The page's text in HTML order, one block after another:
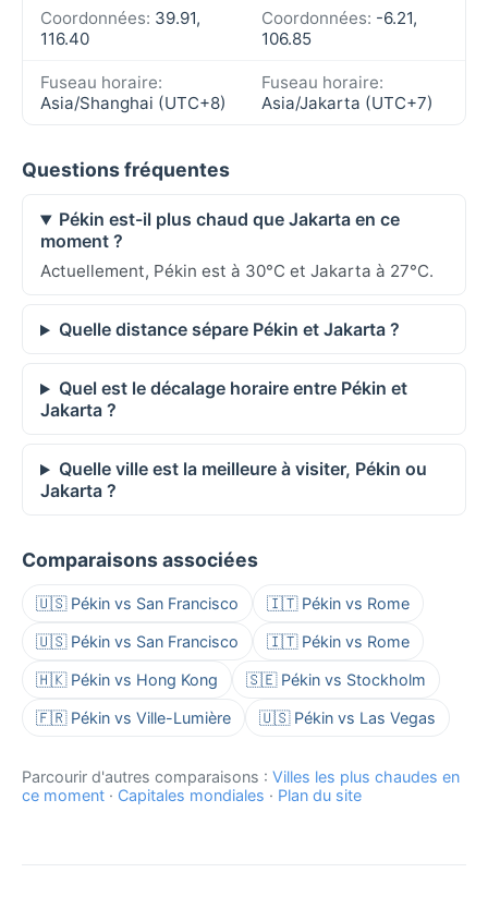
Coordonnées: 39.91,
116.40
Coordonnées: -6.21,
106.85
Fuseau horaire:
Asia/Shanghai (UTC+8)
Fuseau horaire:
Asia/Jakarta (UTC+7)
Questions fréquentes
Pékin est-il plus chaud que Jakarta en ce
moment ?
Actuellement, Pékin est à 30°C et Jakarta à 27°C.
Quelle distance sépare Pékin et Jakarta ?
Quel est le décalage horaire entre Pékin et
Jakarta ?
Quelle ville est la meilleure à visiter, Pékin ou
Jakarta ?
Comparaisons associées
🇺🇸 Pékin vs San Francisco 🇮🇹 Pékin vs Rome
🇺🇸 Pékin vs San Francisco 🇮🇹 Pékin vs Rome
🇭🇰 Pékin vs Hong Kong 🇸🇪 Pékin vs Stockholm
🇫🇷 Pékin vs Ville-Lumière 🇺🇸 Pékin vs Las Vegas
Parcourir d'autres comparaisons : Villes les plus chaudes en
ce moment · Capitales mondiales · Plan du site